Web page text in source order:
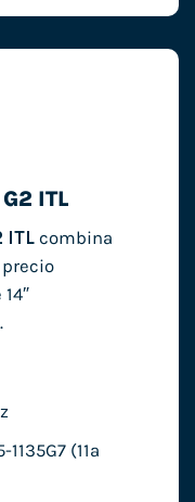
ITL
ITLcombina
(11ª